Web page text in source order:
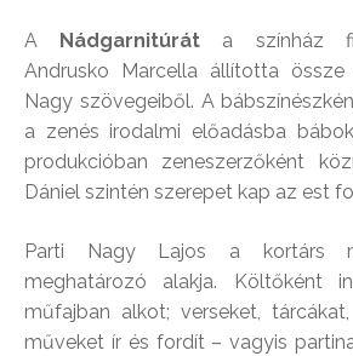
A Nádgarnitúrát a színház
Andrusko Marcella állította
Nagy szövegeiből. A
a zenés irodalmi előadásba
produkcióban zeneszerzőként
Dániel szintén szerepet kap az est
Parti Nagy Lajos a kortárs
meghatározó alakja. Költőként
műfajban alkot; verseket,
műveket ír és fordít – vagyis